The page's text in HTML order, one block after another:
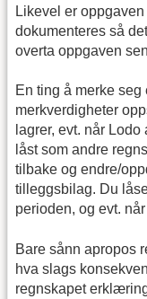
Likevel er
dokumenteres så
overta oppgaven
En ting å merke
merkverdigheter
lagrer, evt. når
låst som andre
tilbake og endre/
tilleggsbilag. Du
perioden, og evt.
Bare sånn apropos
hva slags
regnskapet